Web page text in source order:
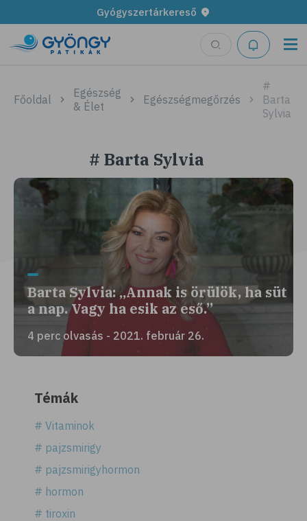
Gyógyszertárkereső
Főoldal
Egészség
& Élet
Egészségmegőrzés
#
Barta
Sylvia
# Barta Sylvia
Barta Sylvia: „Annak is örülök, ha süt
a nap. Vagy ha esik az eső.”
4 perc olvasás - 2021. február 26.
Témák
# Vitaminok
# pajzsmirigy
# pajzsmirigyhormon
# hormon
# tiroxin